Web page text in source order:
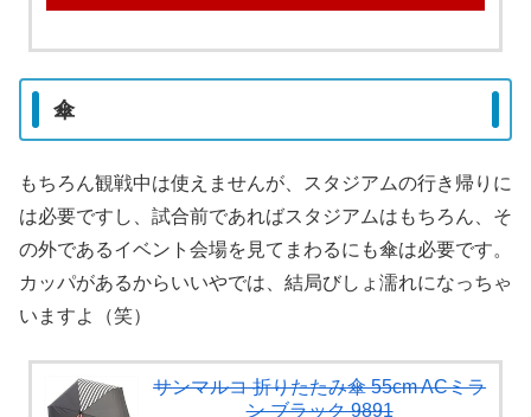
傘
もちろん観戦中は使えませんが、スタジアムの行き帰りに
は必要ですし、試合前であればスタジアムはもちろん、そ
の外であるイベント会場を見てまわるにも傘は必要です。
カッパがあるからいいやでは、結局びしょ濡れになっちゃ
いますよ（笑）
サンマルコ 折りたたみ傘 55cm ACミラ
ン ブラック 9891